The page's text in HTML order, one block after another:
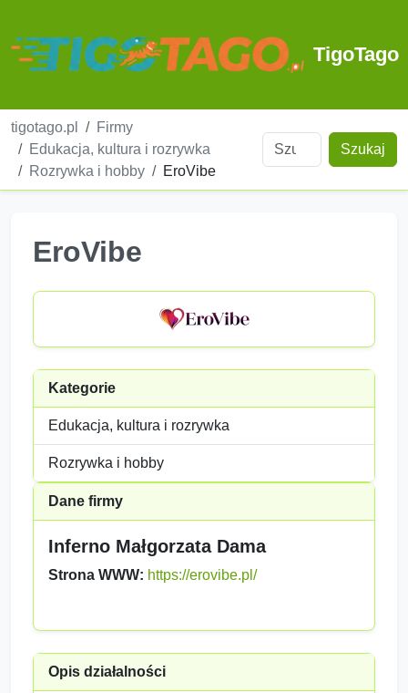
TigoTago
tigotago.pl
Firmy
Edukacja, kultura i rozrywka
Rozrywka i hobby
EroVibe
Szukaj
EroVibe
Kategorie
Edukacja, kultura i rozrywka
Rozrywka i hobby
Dane firmy
Inferno Małgorzata Dama
Strona WWW: https://erovibe.pl/
Opis działalności